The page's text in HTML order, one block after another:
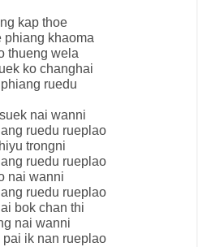
kap thoe
phiang khaoma
thueng wela
ko changhai
ruedu
nai wanni
ruedu rueplao
trongni
ruedu rueplao
nai wanni
ruedu rueplao
bok chan thi
nai wanni
ik nan rueplao